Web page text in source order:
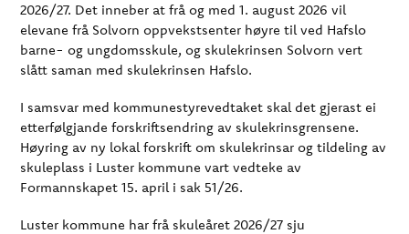
2026/27. Det inneber at frå og med 1. august 2026 vil
elevane frå Solvorn oppvekstsenter høyre til ved Hafslo
barne- og ungdomsskule, og skulekrinsen Solvorn vert
slått saman med skulekrinsen Hafslo.
I samsvar med kommunestyrevedtaket skal det gjerast ei
etterfølgjande forskriftsendring av skulekrinsgrensene.
Høyring av ny lokal forskrift om skulekrinsar og tildeling av
skuleplass i Luster kommune vart vedteke av
Formannskapet 15. april i sak 51/26.
Luster kommune har frå skuleåret 2026/27 sju